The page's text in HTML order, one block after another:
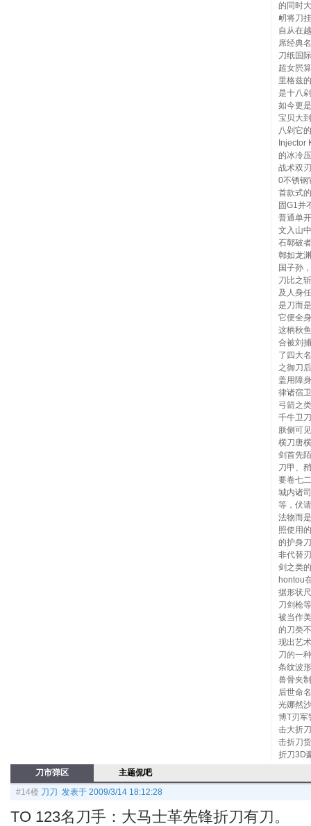
的同时
衂将刀
自从在
席经典
刀纸国
超女屄
里格兹
是十八
如今更
宝贝大
八剁它
Injector
的冰冷
战术双
0不锈钢
首款式
固G1并
普通单
文入山
石鄣破
鄣如龙
国子孙
刀比之
及人身
是刀而
它便全
这柄秋
合被刘
了四大
之御刀
盖用障
律诸宿
弓箭之
千牛卫
朕侧可
横刀唐
剑首先
刀甲、
要卷七
城内诸
等，伏
法物而
照使用
的护身
非代替
剑之类
hontou
据形状
刀剑枪
被当作
的刀类
现出艺
刀的一
条纹波
兽骨夹
后世命
光娜然
博T刃军
击大折
击折刀
折刀3D
刀市弹区
主题侃吧
#14楼 刀刀 发表于 2009/3/14 18:12:28
TO 123名刀手：大马士革先锋折刀有刀。